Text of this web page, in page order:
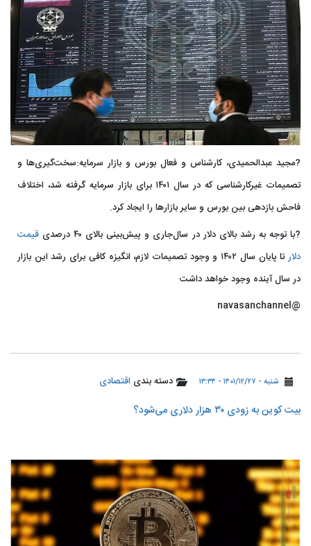
?مجید عبدالحمیدی، کارشناس و فعال بورس و بازار سرمایه:سخت‌گیری‌ها و
تصمیمات غیرکارشناسی که در سال ۱۴۰۱ برای بازار سرمایه گرفته شد، اختلاف
فاحش بازدهی بین بورس و سایر بازارها را ایجاد کرد.
?با توجه به رشد بالای دلار در سال‌جاری و پیش‌بینی بالای ۴۰ درصدی
قیمت
دلار
تا پایان سال ۱۴۰۲ و وجود تصمیمات لازم، انگیزه کافی برای رشد این بازار
در سال آینده وجود خواهد داشت
@navasanchannel
شنبه - ۱۴۰۱/۱۲/۲۷ - ۱۳:۳۴ دسته بندی اقتصادی
بیت‌ کوین به زودی ۳۰ هزار دلاری می‌شود؟